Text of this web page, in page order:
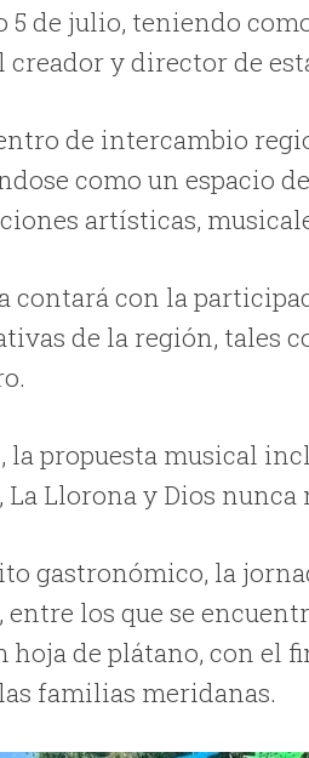
5 de julio, teniendo
y director de
de intercambio
como un espacio
artísticas,
contará con la
de la región, tales
la propuesta musical
La Llorona y Dios nunca
gastronómico, la
entre los que se
hoja de plátano, con el
familias meridanas.